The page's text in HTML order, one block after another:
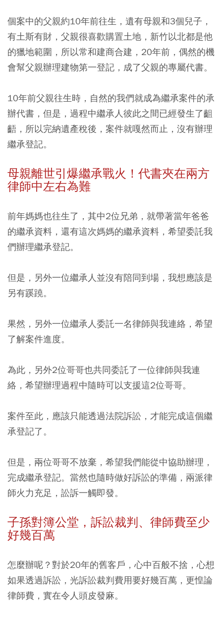
個案中的父親約10年前往生，遺有母親和3個兒子，
有土斯有財，父親很喜歡購置土地，新竹以北都是他
的獵地範圍，所以常和建商合建，20年前，偶然的機
會幫父親辦理建物第一登記，成了父親的專屬代書。
10年前父親往生時，自然的我們就成為繼承案件的承
辦代書，但是，過程中繼承人彼此之間已經發生了齟
齬，所以完納遺產稅後，案件就嘎然而止，沒有辦理
繼承登記。
母親離世引爆繼承戰火！代書夾在兩方
律師中左右為難
前年媽媽也往生了，其中2位兄弟，就帶著當年爸爸
的繼承資料，還有這次媽媽的繼承資料，希望委託我
們辦理繼承登記。
但是，另外一位繼承人並沒有陪同到場，我想應該是
另有蹊蹺。
果然，另外一位繼承人委託一名律師與我連絡，希望
了解案件進度。
為此，另外2位哥哥也共同委託了一位律師與我連
絡，希望辦理過程中隨時可以支援這2位哥哥。
案件至此，應該只能透過法院訴訟，才能完成這個繼
承登記了。
但是，兩位哥哥不放棄，希望我們能從中協助辦理，
完成繼承登記。當然也隨時做好訴訟的準備，兩派律
師火力充足，訟訴一觸即發。
子孫對簿公堂，訴訟裁判、律師費至少
好幾百萬
怎麼辦呢？對於20年的舊客戶，心中百般不捨，心想
如果透過訴訟，光訴訟裁判費用要好幾百萬，更惶論
律師費，實在令人頭皮發麻。